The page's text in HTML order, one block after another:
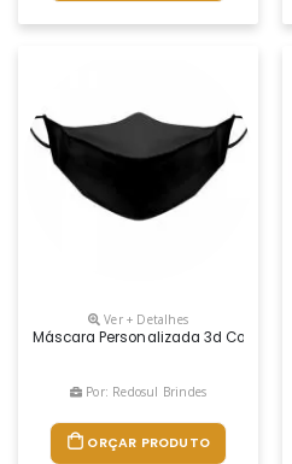
Ver + Detalhes
Máscara Personalizada 3d Com
Por: Redosul Brindes
ORÇAR PRODUTO